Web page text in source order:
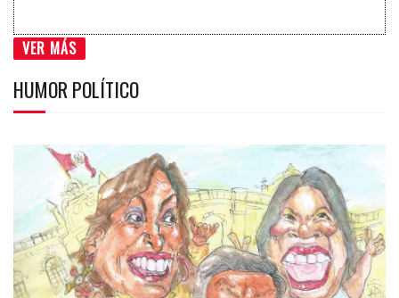
VER MÁS
HUMOR POLÍTICO